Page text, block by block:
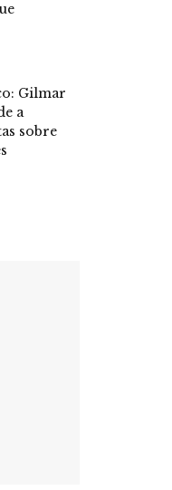
Gilmar
a
sobre